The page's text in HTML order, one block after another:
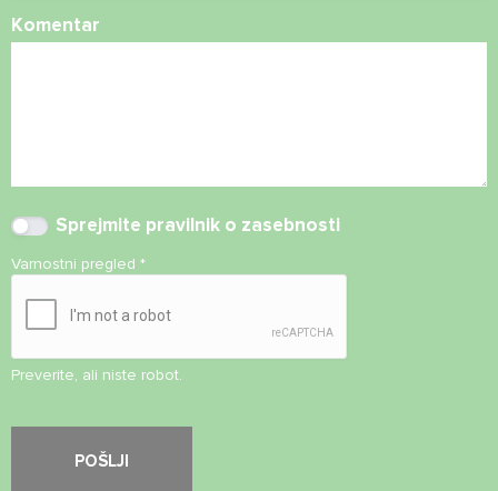
Komentar
Sprejmite pravilnik o zasebnosti
Varnostni pregled *
Preverite, ali niste robot.